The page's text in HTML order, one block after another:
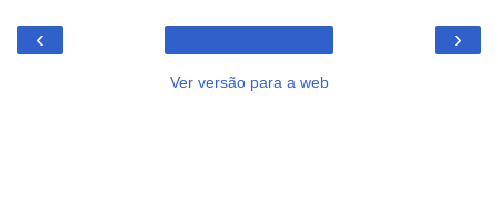
‹ ›
Ver versão para a web